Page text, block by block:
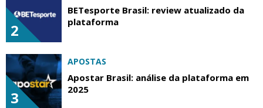
2
BETesporte Brasil: review atualizado da
plataforma
3
APOSTAS
Apostar Brasil: análise da plataforma em
2025